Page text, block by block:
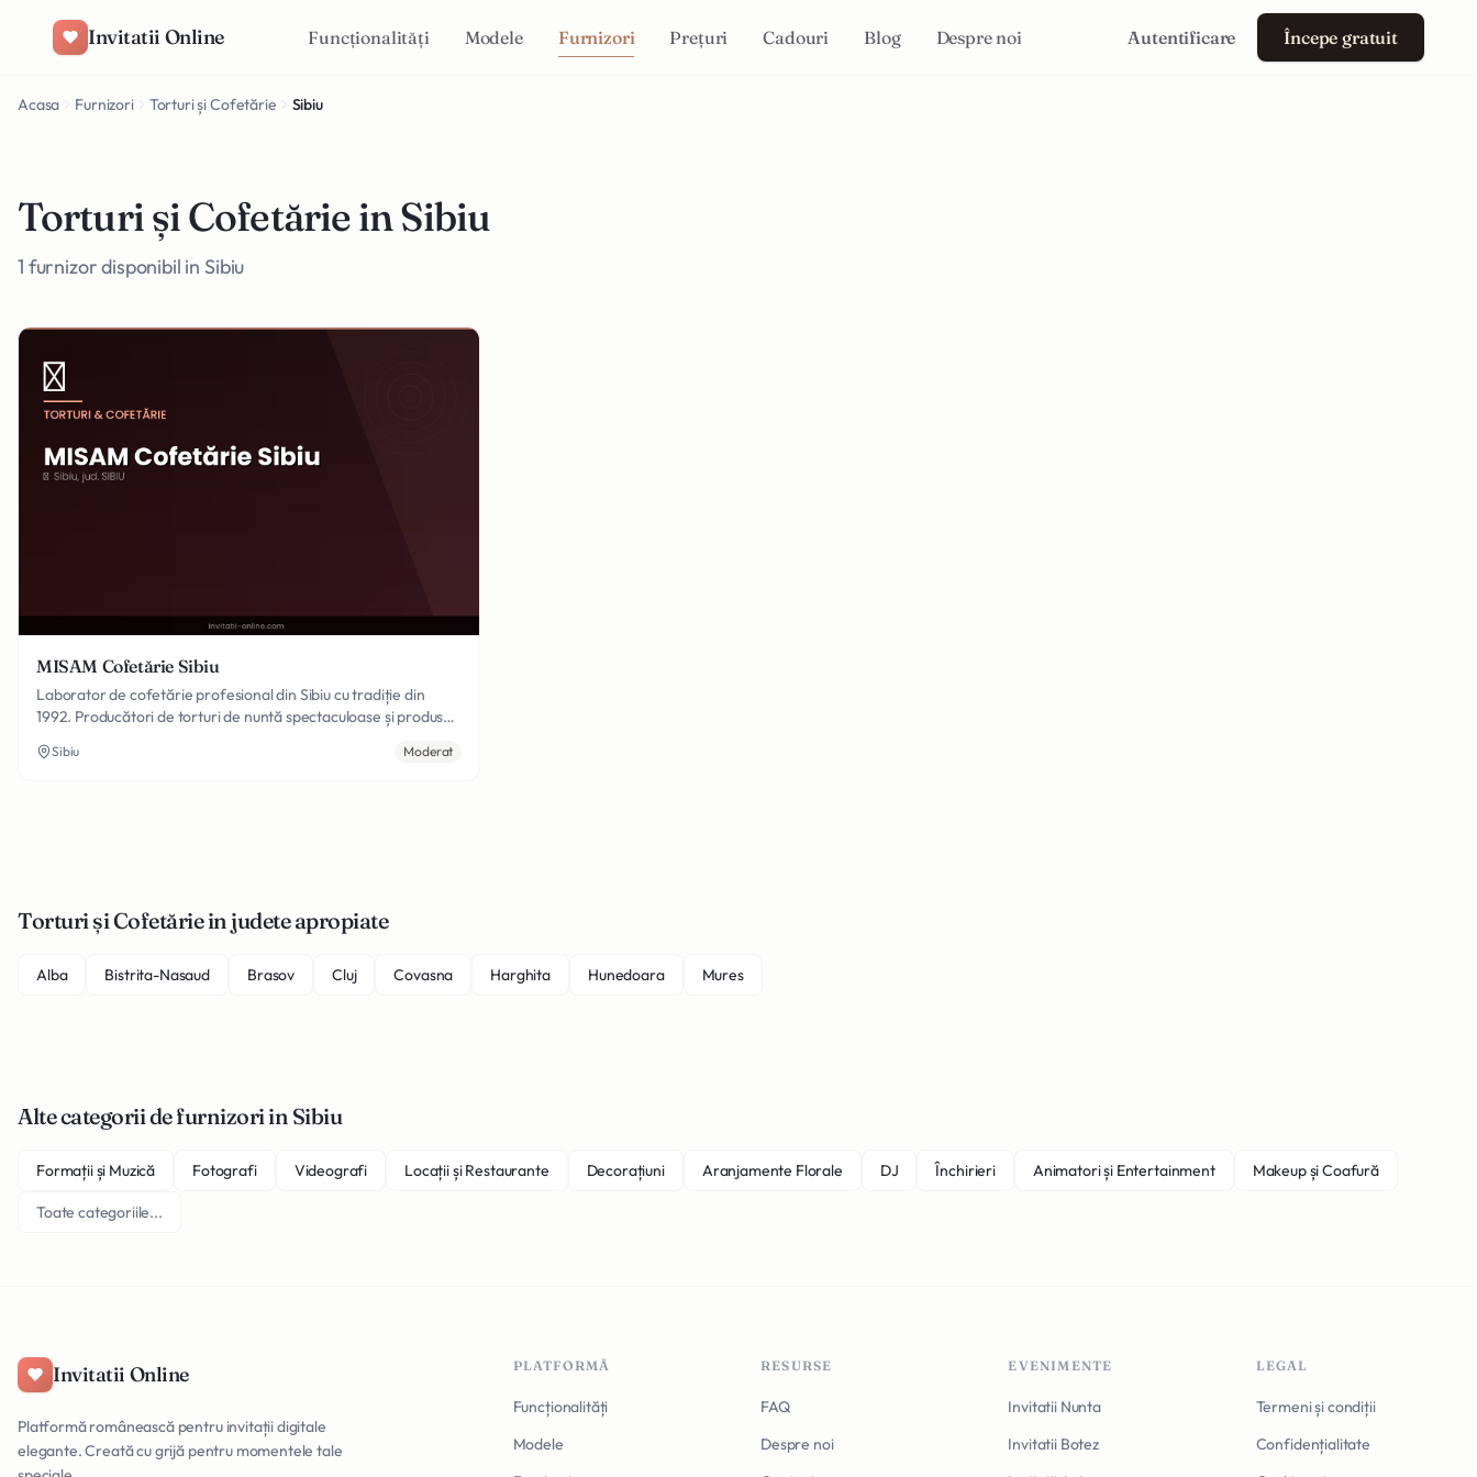
Invitatii Online Funcționalități Modele Furnizori Prețuri Cadouri Blog Despre noi Autentificare Începe gratuit
Acasa Furnizori Torturi și Cofetărie Sibiu
Torturi și Cofetărie in Sibiu
1 furnizor disponibil in Sibiu
MISAM Cofetărie Sibiu
Laborator de cofetărie profesional din Sibiu cu tradiție din
1992. Producători de torturi de nuntă spectaculoase și produse
personalizate pentru nunți și botezuri, cu design unic și
Sibiu Moderat
Torturi și Cofetărie in judete apropiate
Alba Bistrita-Nasaud Brasov Cluj Covasna Harghita Hunedoara Mures
Alte categorii de furnizori in Sibiu
Formații și Muzică Fotografi Videografi Locații și Restaurante Decorațiuni Aranjamente Florale DJ Închirieri Animatori și Entertainment Makeup și Coafură
Toate categoriile...
Invitatii Online
Platformă românească pentru invitații digitale
elegante. Creată cu grijă pentru momentele tale
PLATFORMĂ
Funcționalități
Modele
RESURSE
FAQ
Despre noi
EVENIMENTE
Invitatii Nunta
Invitatii Botez
LEGAL
Termeni și condiții
Confidențialitate